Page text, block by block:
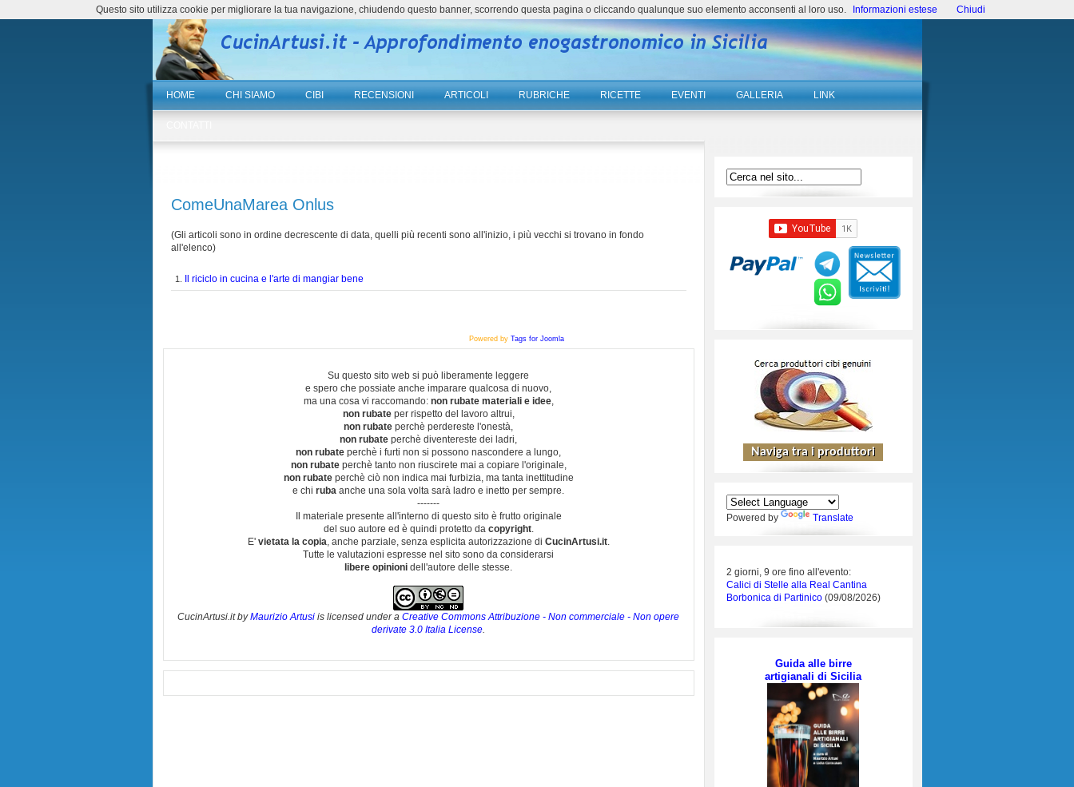
HOME CHI SIAMO CIBI RECENSIONI ARTICOLI RUBRICHE RICETTE EVENTI GALLERIA LINK
ComeUnaMarea Onlus
(Gli articoli sono in ordine decrescente di data, quelli più recenti sono all'inizio, i più vecchi si trovano in fondo
all'elenco)
1. Il riciclo in cucina e l'arte di mangiar bene
Powered by Tags for Joomla
Su questo sito web si può liberamente leggere
e spero che possiate anche imparare qualcosa di nuovo,
ma una cosa vi raccomando: non rubate materiali e idee,
non rubateper rispetto del lavoro altrui,
non rubate perchè perdereste l'onestà,
non rubate perchè diventereste dei ladri,
non rubate perchè i furti non si possono nascondere a lungo,
non rubateperchè tanto non riuscirete mai a copiare l'originale,
non rubateperchè ciò non indica mai furbizia, ma tanta inettitudine
e chi ruba anche una sola volta sarà ladro e inetto per sempre.
-------
Il materiale presente all'interno di questo sito è frutto originale
del suo autore ed è quindi protetto da copyright.
E' vietata la copia, anche parziale, senza esplicita autorizzazione di CucinArtusi.it.
Tutte le valutazioni espresse nel sito sono da considerarsi
libere opinioni dell'autore delle stesse.
CucinArtusi.itbyMaurizio Artusi is licensed under a Creative Commons Attribuzione - Non commerciale - Non opere
derivate 3.0 Italia License.
Powered by Translate
2 giorni, 9 ore fino all'evento:
Calici di Stelle alla Real Cantina
Borbonica di Partinico (09/08/2026)
Guida alle birre
artigianali di Sicilia
Questo sito utilizza cookie per migliorare la tua navigazione, chiudendo questo banner, scorrendo questa pagina o cliccando qualunque suo elemento acconsenti al loro uso. Informazioni estese Chiudi